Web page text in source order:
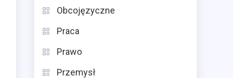
Obcojęzyczne
Praca
Prawo
Przemysł